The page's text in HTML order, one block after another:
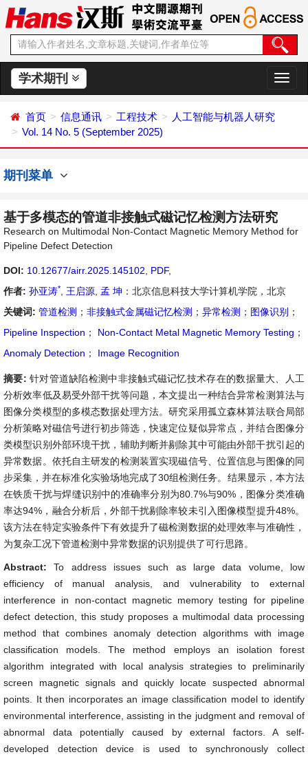
学术期刊
切
换
首页 信息通讯 工程技术
人工智能与机器人研究
Vol. 14 No. 5 (September 2025)
期刊菜单
基于多模态的管道非接触式磁记忆检测方法研究
Research on Multimodal Non-Contact Magnetic Memory Method for
Pipeline Defect Detection
DOI: 10.12677/airr.2025.145102 PDF,
作者: 孙亚涛* 王启源 孟 坤 ：北京信息科技大学计算机学院，北京
关键词: 管道检测 ； 非接触式金属磁记忆检测 ； 异常检测 ； 图像识别 ；
Pipeline Inspection ； Non-Contact Metal Magnetic Memory Testing ；
Anomaly Detection ； Image Recognition
摘要: 针对管道缺陷检测中非接触式磁记忆技术存在的数据量大、人工
分析效率低及易受外部干扰等问题，本文提出一种结合异常检测算法与
图像分类模型的多模态数据处理方法。研究采用孤立森林算法联合局部
分析策略对磁信号进行初步筛选，快速定位疑似异常点，并结合图像分
类模型识别外部环境干扰，辅助判断并剔除其中可能由外部干扰引起的
异常数据。依托自主研发的检测装置实现磁信号、位置信息与图像的同
步采集，并在标准化实验场地完成了30组检测任务。结果显示，本方法
在铁质干扰与焊缝识别中的准确率分别为80.7%与90%，图像分类准确
率达94%，融合分析后，外部干扰剔除率较未引入图像模型提升48%。
该方法在特定实验条件下有效提升了磁检测数据的处理效率与准确性，
为复杂工况下管道检测中异常数据的识别提供了可行思路。
Abstract:To address issues such as large data volume, low
efficiency of manual analysis, and vulnerability to external
interference in non-contact magnetic memory testing for pipeline
defect detection, this study proposes a multimodal data processing
method that combines anomaly detection algorithms with image
classification models. The method employs an isolation forest
algorithm integrated with local analysis strategies to preliminarily
screen magnetic signals and quickly locate suspected abnormal
points. It then incorporates an image classification model to identify
environmental interference, assisting in the judgment and removal of
abnormal data potentially caused by external factors. A self-
developed detection device is used to synchronously collect